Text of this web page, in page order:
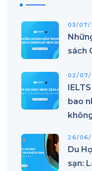
03/07/
sách
02/07/
bao
26/06/
Du
sạn: